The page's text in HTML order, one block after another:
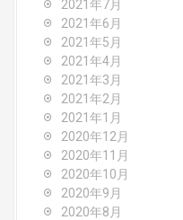
2021年7月
2021年6月
2021年5月
2021年4月
2021年3月
2021年2月
2021年1月
2020年12月
2020年11月
2020年10月
2020年9月
2020年8月